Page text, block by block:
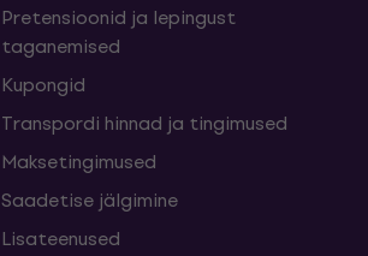
Pretensioonid ja lepingust
taganemised
Kupongid
Transpordi hinnad ja tingimused
Maksetingimused
Saadetise jälgimine
Lisateenused